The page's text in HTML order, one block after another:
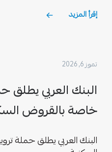
إقرأ المزيد
تموز 6, 2026
البنك العربي يطلق
خاصة بالقروض
البنك العربي يطلق حملة